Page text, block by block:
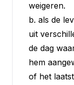
weigeren.
b. als de
uit
de dag
hem
of het